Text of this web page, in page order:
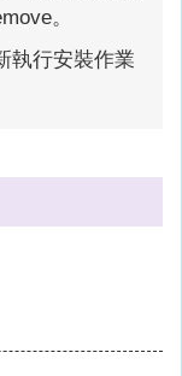
。
執行安裝作業